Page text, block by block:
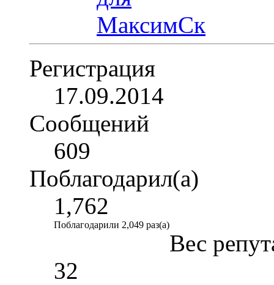
Регистрация
17.09.2014
Сообщений
609
Поблагодарил(а)
1,762
Поблагодарили 2,049 раз(а)
Вес
32